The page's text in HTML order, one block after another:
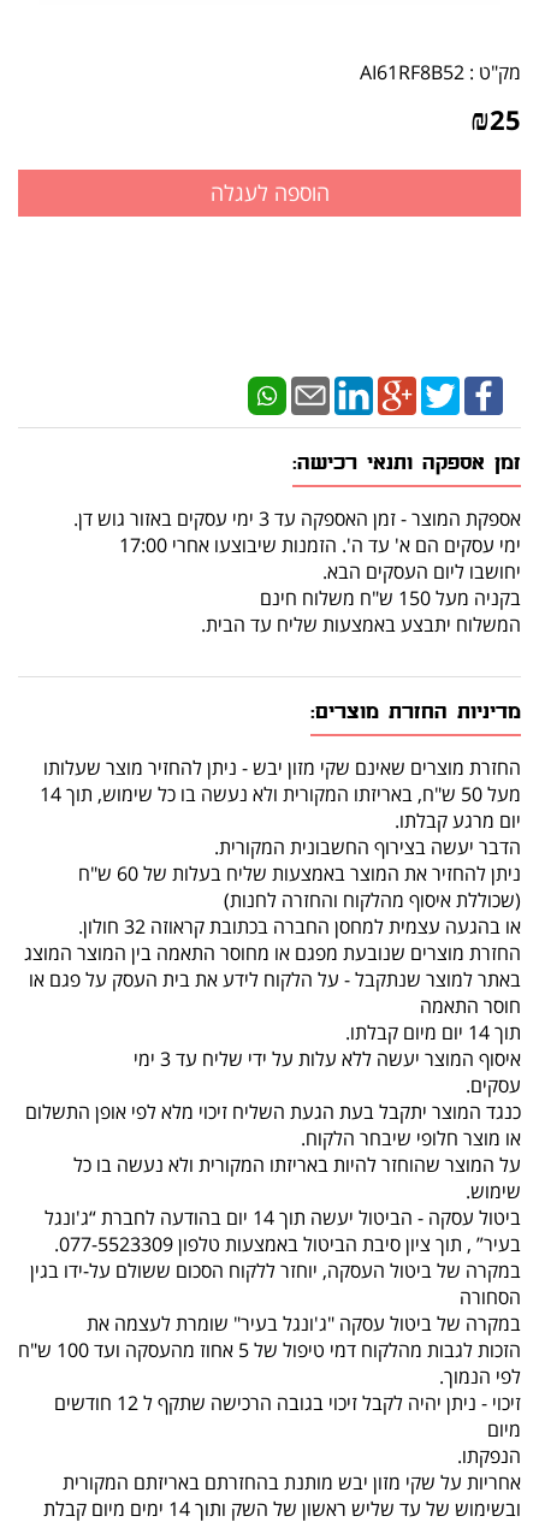
מק"ט : AI61RF8B52
₪25
זמן אספקה ותנאי רכישה:
אספקת המוצר - זמן האספקה עד 3 ימי עסקים באזור גוש דן.
ימי עסקים הם א' עד ה'. הזמנות שיבוצעו אחרי 17:00
יחושבו ליום העסקים הבא.
בקניה מעל 150 ש"ח משלוח חינם
המשלוח יתבצע באמצעות שליח עד הבית.
מדיניות החזרת מוצרים:
החזרת מוצרים שאינם שקי מזון יבש - ניתן להחזיר מוצר שעלותו
מעל 50 ש"ח, באריזתו המקורית ולא נעשה בו כל שימוש, תוך 14
יום מרגע קבלתו.
הדבר יעשה בצירוף החשבונית המקורית.
ניתן להחזיר את המוצר באמצעות שליח בעלות של 60 ש"ח
(שכוללת איסוף מהלקוח והחזרה לחנות)
או בהגעה עצמית למחסן החברה בכתובת קראוזה 32 חולון.
החזרת מוצרים שנובעת מפגם או מחוסר התאמה בין המוצר המוצג
באתר למוצר שנתקבל - על הלקוח לידע את בית העסק על פגם או
חוסר התאמה
תוך 14 יום מיום קבלתו.
איסוף המוצר יעשה ללא עלות על ידי שליח עד 3 ימי
עסקים.
כנגד המוצר יתקבל בעת הגעת השליח זיכוי מלא לפי אופן התשלום
או מוצר חלופי שיבחר הלקוח.
על המוצר שהוחזר להיות באריזתו המקורית ולא נעשה בו כל
שימוש.
ביטול עסקה - הביטול יעשה תוך 14 יום בהודעה לחברת “ג'ונגל
בעיר” , תוך ציון סיבת הביטול באמצעות טלפון 077-5523309.
במקרה של ביטול העסקה, יוחזר ללקוח הסכום ששולם על-ידו בגין
הסחורה
במקרה של ביטול עסקה "ג'ונגל בעיר" שומרת לעצמה את
הזכות לגבות מהלקוח דמי טיפול של 5 אחוז מהעסקה ועד 100 ש"ח
לפי הנמוך.
זיכוי - ניתן יהיה לקבל זיכוי בגובה הרכישה שתקף ל 12 חודשים
מיום
הנפקתו.
אחריות על שקי מזון יבש מותנת בהחזרתם באריזתם המקורית
ובשימוש של עד שליש ראשון של השק ותוך 14 ימים מיום קבלת